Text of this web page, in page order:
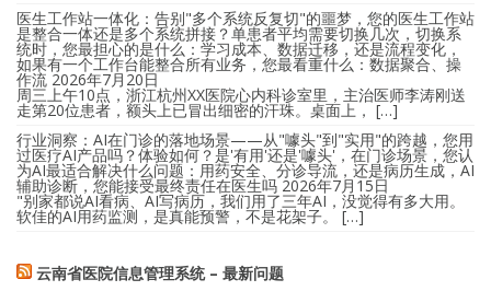
医生工作站一体化：告别"多个系统反复切"的噩梦，您的医生工作站
是整合一体还是多个系统拼接？单患者平均需要切换几次，切换系
统时，您最担心的是什么：学习成本、数据迁移，还是流程变化，
如果有一个工作台能整合所有业务，您最看重什么：数据聚合、操
作流 2026年7月20日
周三上午10点，浙江杭州XX医院心内科诊室里，主治医师李涛刚送
走第20位患者，额头上已冒出细密的汗珠。桌面上， […]
行业洞察：AI在门诊的落地场景——从"噱头"到"实用"的跨越，您用
过医疗AI产品吗？体验如何？是'有用'还是'噱头'，在门诊场景，您认
为AI最适合解决什么问题：用药安全、分诊导流，还是病历生成，AI
辅助诊断，您能接受最终责任在医生吗 2026年7月15日
"别家都说AI看病、AI写病历，我们用了三年AI，没觉得有多大用。
软佳的AI用药监测，是真能预警，不是花架子。 […]
云南省医院信息管理系统 – 最新问题